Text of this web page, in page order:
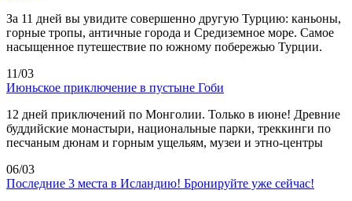
За 11 дней вы увидите совершенно другую Турцию: каньоны,
горные тропы, античные города и Средиземное море. Самое
насыщенное путешествие по южному побережью Турции.
11/03
Июньское приключение в пустыне Гоби
12 дней приключений по Монголии. Только в июне! Древние
буддийские монастыри, национальные парки, треккинги по
песчаным дюнам и горным ущельям, музеи и этно-центры
06/03
Последние 3 места в Исландию! Бронируйте уже сейчас!